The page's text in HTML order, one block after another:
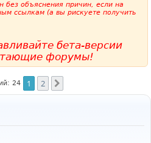
объяснения причин, если на
ссылкам (а вы рискуете получить
бета-версии
форумы!
24 1 2